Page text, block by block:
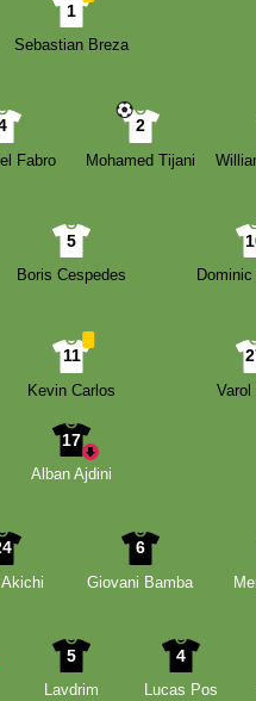
1
Sebastian Breza
Fabro
2
Mohamed Tijani
5
Boris Cespedes
11
Kevin Carlos
Varol
17
Alban Ajdini
6
Giovani Bamba
5
Lavdrim
4
Lucas Pos